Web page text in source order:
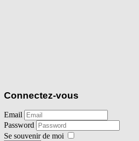
Connectez-vous
Email
Password
Se souvenir de moi